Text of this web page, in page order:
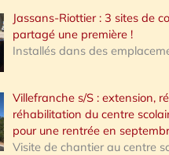
Jassans-Riottier : 3 sites de
partagé une première !
Installés dans des
Villefranche s/S : extension,
réhabilitation du centre
pour une rentrée en
Visite de chantier au centre